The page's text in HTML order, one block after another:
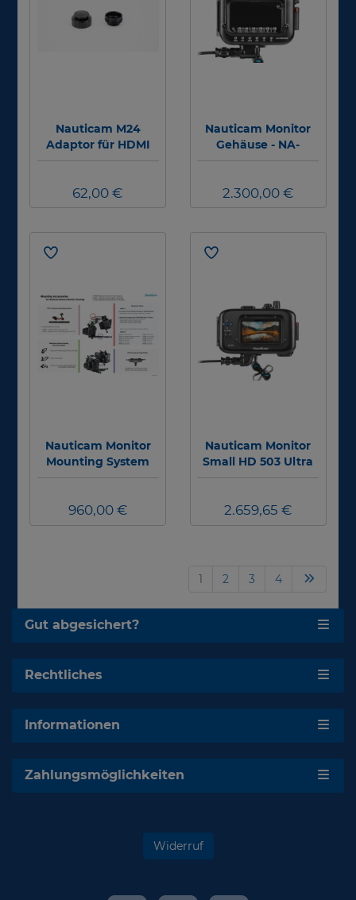
Nauticam M24
Adaptor für HDMI
2.0 Kabel (to use
A7RIV/A2020/A7SIII/
R5)
62,00 €
Nauticam Monitor
Gehäuse - NA-
Shinobi II Housing
II 5.2 Monitor mit
HDMI 1.4 Input
2.300,00 €
Nauticam Monitor
Mounting System
960,00 €
Nauticam Monitor
Small HD 503 Ultra
Bright HDMI 1.4
2.659,65 €
1 2 3 4
Gut abgesichert?
Rechtliches
Informationen
Zahlungsmöglichkeiten
Widerruf